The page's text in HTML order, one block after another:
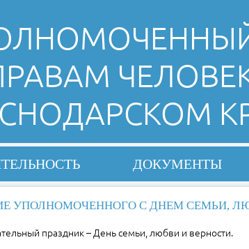
ДОКУМЕНТЫ
УПОЛНОМОЧЕННОГО С ДНЕМ СЕМЬИ,
праздник – День семьи, любви и верности.